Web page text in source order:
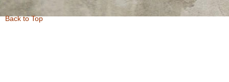
Back to Top